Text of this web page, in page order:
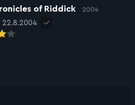
of Riddick 2004
22.8.2004